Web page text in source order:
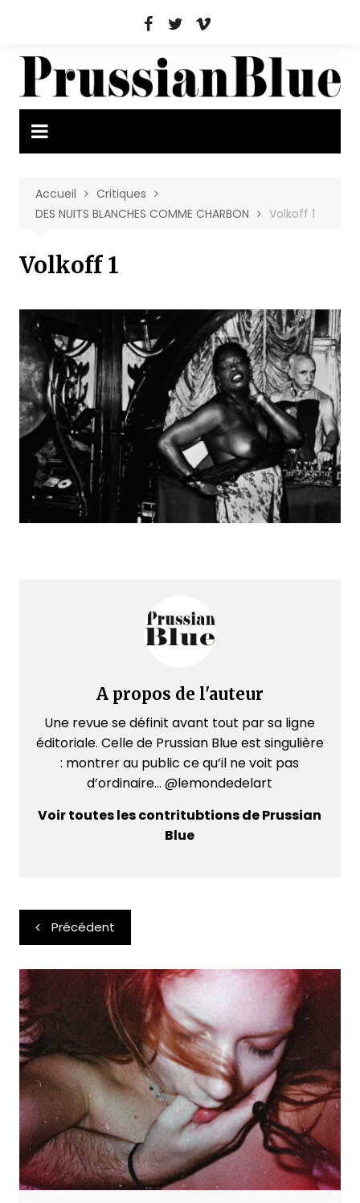
Accueil
Critiques
DES NUITS BLANCHES COMME CHARBON
Volkoff 1
Volkoff 1
A propos de l'auteur
Une revue se définit avant tout par sa ligne
éditoriale. Celle de Prussian Blue est singulière
: montrer au public ce qu’il ne voit pas
d’ordinaire... @lemondedelart
Voir toutes les contritubtions de Prussian
Blue
Navigation
de
l’article
Précédent